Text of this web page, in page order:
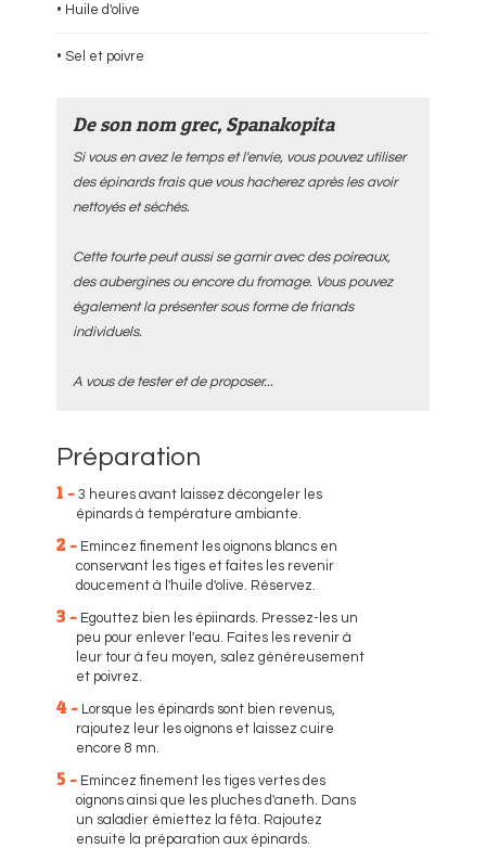
• Huile d'olive
• Sel et poivre
De son nom grec, Spanakopita
Si vous en avez le temps et l'envie, vous pouvez utiliser
des épinards frais que vous hacherez après les avoir
nettoyés et séchés.
Cette tourte peut aussi se garnir avec des poireaux,
des aubergines ou encore du fromage. Vous pouvez
également la présenter sous forme de friands
individuels.
A vous de tester et de proposer...
Préparation
1 - 3 heures avant laissez décongeler les
épinards à température ambiante.
2 - Emincez finement les oignons blancs en
conservant les tiges et faites les revenir
doucement à l'huile d'olive. Réservez.
3 - Egouttez bien les épiinards. Pressez-les un
peu pour enlever l'eau. Faites les revenir à
leur tour à feu moyen, salez généreusement
et poivrez.
4 - Lorsque les épinards sont bien revenus,
rajoutez leur les oignons et laissez cuire
encore 8 mn.
5 - Emincez finement les tiges vertes des
oignons ainsi que les pluches d'aneth. Dans
un saladier émiettez la fêta. Rajoutez
ensuite la préparation aux épinards.